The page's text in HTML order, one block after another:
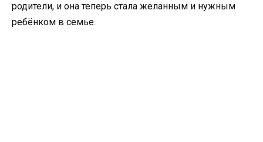
родители, и она теперь стала желанным и нужным
ребёнком в семье.